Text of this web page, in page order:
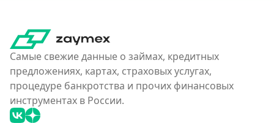
Самые свежие данные о займах, кредитных
предложениях, картах, страховых услугах,
процедуре банкротства и прочих финансовых
инструментах в России.